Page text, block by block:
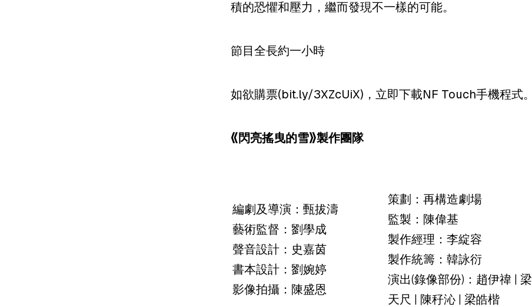
積的恐懼和壓力，繼而發現不一樣的可能。
節目全長約一小時
如欲購票(bit.ly/3XZcUiX)，立即下載NF Touch手機程式。
《閃亮搖曳的雪》製作團隊
編劇及導演：甄拔濤
藝術監督：劉學成
聲音設計：史嘉茵
書本設計：劉婉婷
影像拍攝：陳盛恩
策劃：再構造劇場
監製：陳偉基
製作經理：李綻容
製作統籌：韓詠衍
演出(錄像部份) ：趙伊禕| 梁
天尺
陳秄沁| 梁皓楷